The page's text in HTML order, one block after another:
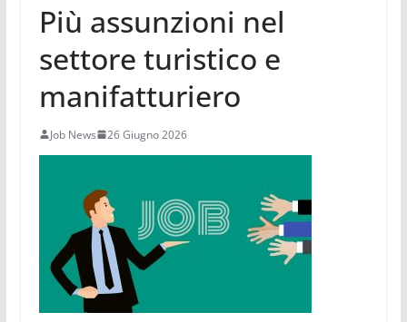
Più assunzioni nel
settore turistico e
manifatturiero
Job News 26 Giugno 2026